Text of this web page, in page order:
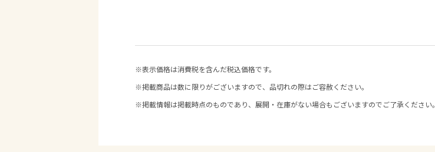
※表示価格は消費税を含んだ税込価格です。
※掲載商品は数に限りがございますので、品切れの際はご容赦ください。
※掲載情報は掲載時点のものであり、展開・在庫がない場合もございますのでご了承ください。